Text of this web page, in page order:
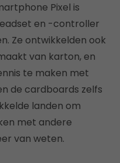
Pixel is
en -controller
Ze ontwikkelden ook
van karton, en
te maken met
de cardboards zelfs
landen om
met andere
van weten.